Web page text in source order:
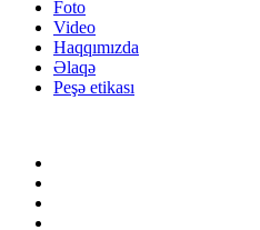
Foto
Video
Haqqımızda
Əlaqə
Peşə etikası